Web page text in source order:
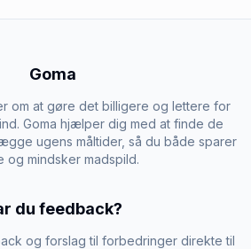
Goma
om at gøre det billigere og lettere for
Goma hjælper dig med at finde de
ugens måltider, så du både sparer
og mindsker madspild.
du feedback?
og forslag til forbedringer direkte til